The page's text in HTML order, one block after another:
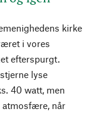
kirke
i vores
efterspurgt.
lyse
40 watt, men
atmosfære, når